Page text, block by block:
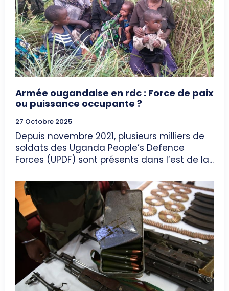
Armée ougandaise en rdc : Force de paix
ou puissance occupante ?
27 Octobre 2025
Depuis novembre 2021, plusieurs milliers de
soldats des Uganda People’s Defence
Forces (UPDF) sont présents dans l’est de la...